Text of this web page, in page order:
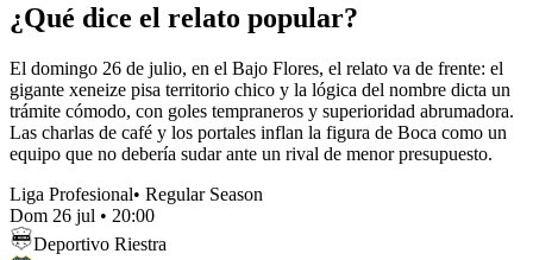
¿Qué dice el relato popular?
El domingo 26 de julio, en el Bajo Flores, el relato va de frente: el
gigante xeneize pisa territorio chico y la lógica del nombre dicta un
trámite cómodo, con goles tempraneros y superioridad abrumadora.
Las charlas de café y los portales inflan la figura de Boca como un
equipo que no debería sudar ante un rival de menor presupuesto.
Liga Profesional• Regular Season
Dom 26 jul • 20:00
Deportivo Riestra